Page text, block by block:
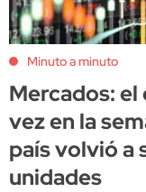
Minuto a minuto
Mercados:
vez en la
país volvió a
unidades